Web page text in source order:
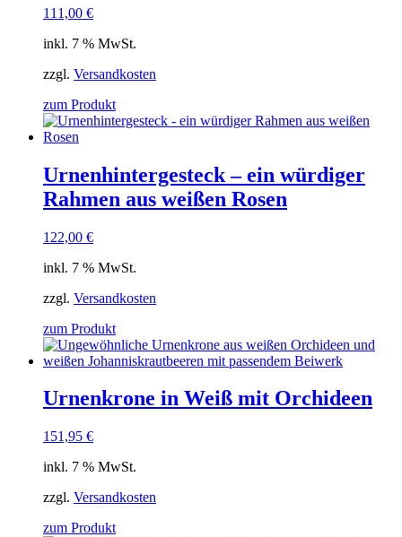
111,00 €
inkl. 7 % MwSt.
zzgl. Versandkosten
zum Produkt
Urnenhintergesteck – ein würdiger
Rahmen aus weißen Rosen
122,00 €
inkl. 7 % MwSt.
zzgl. Versandkosten
zum Produkt
Urnenkrone in Weiß mit Orchideen
151,95 €
inkl. 7 % MwSt.
zzgl. Versandkosten
zum Produkt